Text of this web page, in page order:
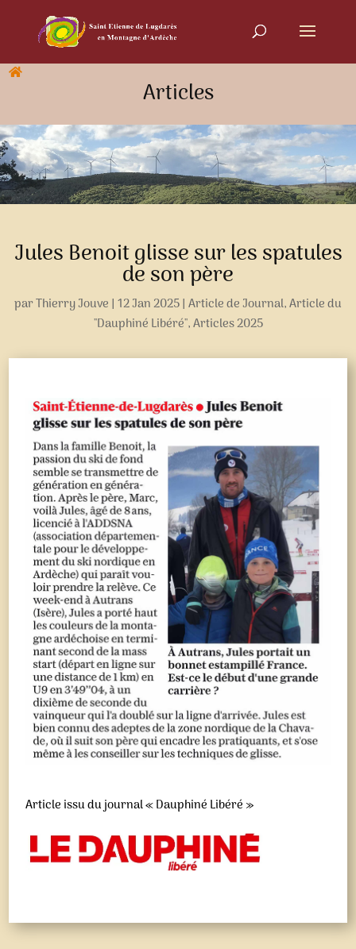
Articles
Jules Benoit glisse sur les spatules
de son père
parThierry Jouve | 12 Jan 2025| Article de Journal,Article du
"Dauphiné Libéré",Articles 2025
Article issu du journal « Dauphiné Libéré »